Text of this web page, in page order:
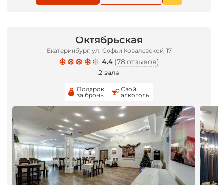
Октябрьская
Екатеринбург, ул. Софьи Ковалевской, 17
4.4 (78 отзывов)
2 зала
Подарок
за бронь
Свой
алкоголь